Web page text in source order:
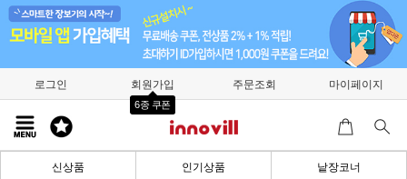
로그인 회원가입
6종 쿠폰
주문조회 마이페이지
신상품 인기상품 낱장코너